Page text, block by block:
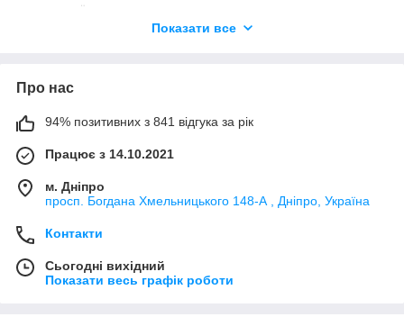
передпокої
Додати світла, відображаючи природне та штучне освітлення
Підвищити комфорт у повсякденному використанні
Візуально збільшити простір, особливо в невеликій
передпокої
Зробити інтер'єр завершеним та стильним
Показати все
Про нас
94% позитивних з 841 відгука за рік
Працює з 14.10.2021
м. Дніпро
просп. Богдана Хмельницького 148-А , Дніпро, Україна
Контакти
Сьогодні вихідний
Показати весь графік роботи